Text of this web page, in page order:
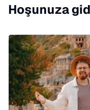
Hoşunuza